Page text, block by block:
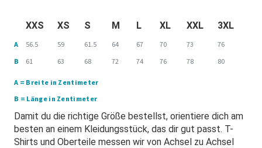
XXS XS S M L XL XXL 3XL
A 56.5 59 61.5 64 67 70 73
76
B
61 63 68 72 74 76 78 80
A = Breite in Zentimeter
B = Länge in Zentimeter
Damit du die richtige Größe bestellst, orientiere dich am
besten an einem Kleidungsstück, das dir gut passt. T-
Shirts und Oberteile messen wir von Achsel zu Achsel